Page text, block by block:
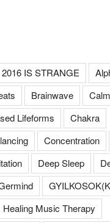
2016 IS STRANGE
Brainwave
Lifeforms
Chakra
Concentration
Deep Sleep
Healing Music Therapy